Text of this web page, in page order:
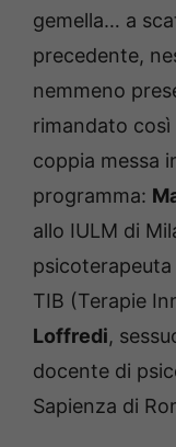
gemella… a
precedente,
nemmeno
rimandato così
coppia messa
programma:
allo IULM di
TIB (Terapie
Loffredi,
docente di
Sapienza di